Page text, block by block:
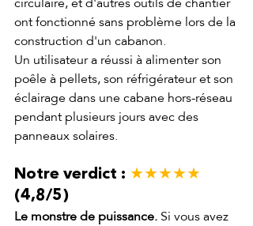
ont fonctionné sans problème lors de la
construction d'un cabanon.
Un utilisateur a réussi à alimenter son
poêle à pellets, son réfrigérateur et son
éclairage dans une cabane hors-réseau
pendant plusieurs jours avec des
panneaux solaires.
Notre verdict : ★★★★★
(4,8/5)
Le monstre de puissance. Si vous avez